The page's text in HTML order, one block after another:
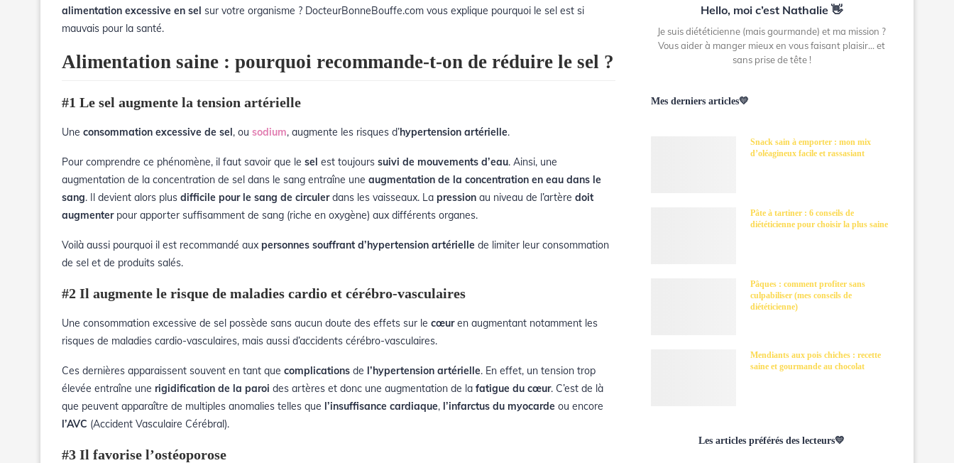
alimentation excessive en sel sur votre organisme ? DocteurBonneBouffe.com vous explique pourquoi le sel est si
mauvais pour la santé.
Alimentation saine : pourquoi recommande-t-on de réduire le sel ?
#1 Le sel augmente la tension artérielle
Une consommation excessive de sel, ou sodium, augmente les risques d’hypertension artérielle.
Pour comprendre ce phénomène, il faut savoir que le sel est toujours suivi de mouvements d’eau. Ainsi, une
augmentation de la concentration de sel dans le sang entraîne une augmentation de la concentration en eau dans le
sang. Il devient alors plus difficile pour le sang de circulerdans les vaisseaux. La pression au niveau de l’artère doit
augmenter pour apporter suffisamment de sang (riche en oxygène) aux différents organes.
Voilà aussi pourquoi il est recommandé aux personnes souffrant d’hypertension artérielle de limiter leur consommation
de sel et de produits salés.
#2 Il augmente le risque de maladies cardio et cérébro-vasculaires
Une consommation excessive de sel possède sans aucun doute des effets sur le cœuren augmentant notamment les
risques de maladies cardio-vasculaires, mais aussi d’accidents cérébro-vasculaires.
Ces dernières apparaissent souvent en tant que complications de l’hypertension artérielle. En effet, un tension trop
élevée entraîne une rigidification de la paroi des artères et donc une augmentation de la fatigue du cœur. C’est de là
que peuvent apparaître de multiples anomalies telles que l’insuffisance cardiaque, l’infarctus du myocarde ou encore
l’AVC (Accident Vasculaire Cérébral).
#3 Il favorise l’ostéoporose
Hello, moi c’est Nathalie 👋
Je suis diététicienne (mais gourmande) et ma mission ?
Vous aider à manger mieux en vous faisant plaisir… et
sans prise de tête !
Mes derniers articles💛
Snack sain à emporter : mon mix
d’oléagineux facile et rassasiant
Pâte à tartiner : 6 conseils de
diététicienne pour choisir la plus saine
Pâques : comment profiter sans
culpabiliser (mes conseils de
diététicienne)
Mendiants aux pois chiches : recette
saine et gourmande au chocolat
Les articles préférés des lecteurs💛